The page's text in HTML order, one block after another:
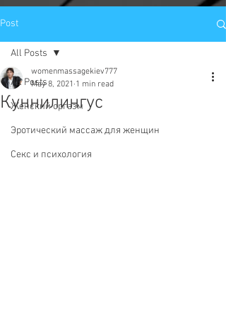
Post
All Posts
Женский оргазм
Эротический массаж для женщин
Секс и психология
All Posts
Куннилингус
womenmassagekiev777
May 8, 2021 1 min read